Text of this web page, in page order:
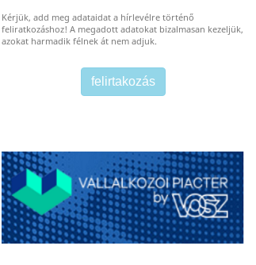
Kérjük, add meg adataidat a hírlevélre történő
feliratkozáshoz! A megadott adatokat bizalmasan kezeljük,
azokat harmadik félnek át nem adjuk.